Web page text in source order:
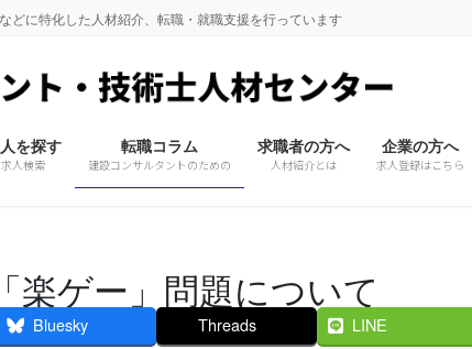
どに特化した人材紹介、転職・就職支援を行っています
を探す
求人検索
転職コラム
建設コンサルタントのための
求職者の方へ
人材紹介とは
企業の方へ
求人登録はこちら
楽ゲー」問題について
Bluesky Threads LINE